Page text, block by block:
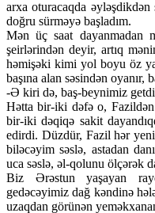
arxa oturacaqda əyləşdikdən
doğru sürməyə başladım.
Mən üç saat dayanmadan
şeirlərindən deyir, artıq
həmişəki kimi yol boyu öz
başına alan səsindən oyanır,
-Ə kiri də, baş-beynimiz
Hətta bir-iki dəfə o, Fazildən
bir-iki dəqiqə sakit
edirdi. Düzdür, Fazil hər
biləcəyim səslə, astadan
uca səslə, əl-qolunu ölçərək
Biz Ərəstun yaşayan
gedəcəyimiz dağ kəndinə
uzaqdan görünən